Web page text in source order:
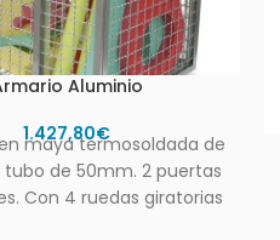
Aluminio
1.427,80€
maya termosoldada de
de 50mm. 2 puertas
Con 4 ruedas giratorias